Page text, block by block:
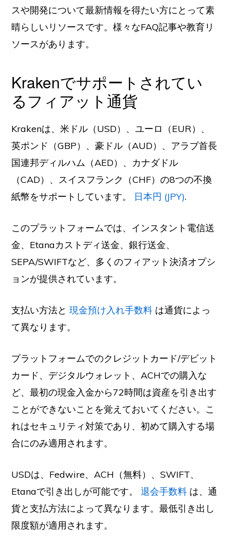
スや開発について最新情報を得たい方にとって素
晴らしいリソースです。様々なFAQ記事や教育リ
ソースがあります。
Krakenでサポートされてい
るフィアット通貨
Krakenは、米ドル（USD）、ユーロ（EUR）、
英ポンド（GBP）、豪ドル（AUD）、アラブ首長
国連邦ディルハム（AED）、カナダドル
（CAD）、スイスフランク（CHF）の8つの不換
紙幣をサポートしています。 日本円 (JPY).
このプラットフォームでは、インスタント電信送
金、Etanaカストディ送金、銀行送金、
SEPA/SWIFTなど、多くのフィアット決済オプシ
ョンが提供されています。
支払い方法と現金預け入れ手数料 は通貨によっ
て異なります。
プラットフォームでのクレジットカード/デビット
カード、デジタルウォレット、ACHでの購入な
ど、最初の現金入金から72時間は資産を引き出す
ことができないことを覚えておいてください。こ
れはセキュリティ対策であり、初めて購入する場
合にのみ適用されます。
USDは、Fedwire、ACH（無料）、SWIFT、
Etanaで引き出しが可能です。退会手数料 は、通
貨と支払方法によって異なります。最低引き出し
限度額が適用されます。